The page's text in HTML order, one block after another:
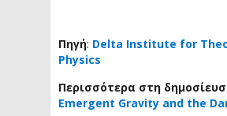
Πηγή: Delta Institute for
Physics
Περισσότερα στη
Emergent Gravity and the